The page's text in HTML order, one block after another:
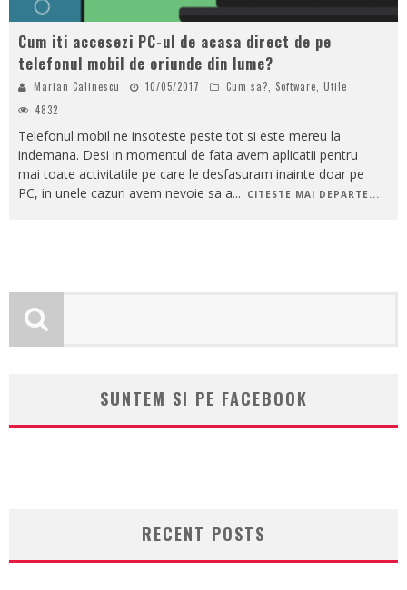
Cum iti accesezi PC-ul de acasa direct de pe
telefonul mobil de oriunde din lume?
Marian Calinescu 10/05/2017 Cum sa?, Software, Utile
4832
Telefonul mobil ne insoteste peste tot si este mereu la
indemana. Desi in momentul de fata avem aplicatii pentru
mai toate activitatile pe care le desfasuram inainte doar pe
PC, in unele cazuri avem nevoie sa a... CITESTE MAI DEPARTE...
SUNTEM SI PE FACEBOOK
RECENT POSTS